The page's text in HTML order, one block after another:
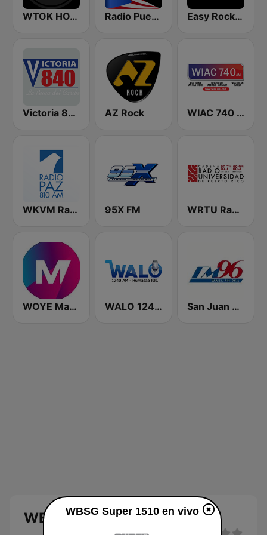
WTOK HOT 102 Radio Puerto Rico PR Easy Rock Puerto Rico
Victoria 840 AM AZ Rock WIAC 740 AM
WKVM Radio Paz 810 AM 95X FM WRTU Radio Universidad FM
WOYE Magic 97.3 FM WALO 1240 AM San Juan 96.1 FM
WBSG Super 1510 en vivo
WBSG Super 1510 en vivo